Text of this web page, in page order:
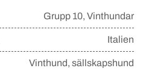
Grupp 10, Vinthundar
Italien
Vinthund, sällskapshund